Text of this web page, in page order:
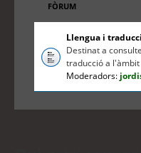
FÒRUM
Llengua i
Destinat a
traducció a
Moderadors: